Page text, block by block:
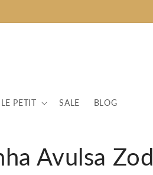
LE PETIT SALE BLOG
Avulsa